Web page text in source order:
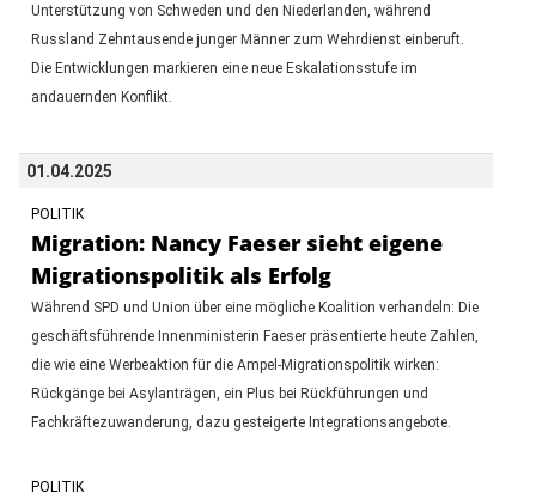
Unterstützung von Schweden und den Niederlanden, während
Russland Zehntausende junger Männer zum Wehrdienst einberuft.
Die Entwicklungen markieren eine neue Eskalationsstufe im
andauernden Konflikt.
01.04.2025
POLITIK
Migration: Nancy Faeser sieht eigene
Migrationspolitik als Erfolg
Während SPD und Union über eine mögliche Koalition verhandeln: Die
geschäftsführende Innenministerin Faeser präsentierte heute Zahlen,
die wie eine Werbeaktion für die Ampel-Migrationspolitik wirken:
Rückgänge bei Asylanträgen, ein Plus bei Rückführungen und
Fachkräftezuwanderung, dazu gesteigerte Integrationsangebote.
POLITIK